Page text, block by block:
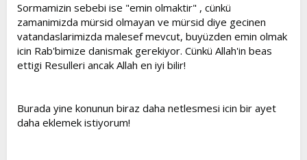
Sormamizin sebebi ise "emin olmaktir" , cünkü
zamanimizda mürsid olmayan ve mürsid diye gecinen
vatandaslarimizda malesef mevcut, buyüzden emin olmak
icin Rab'bimize danismak gerekiyor. Cünkü Allah'in beas
ettigi Resulleri ancak Allah en iyi bilir!
Burada yine konunun biraz daha netlesmesi icin bir ayet
daha eklemek istiyorum!